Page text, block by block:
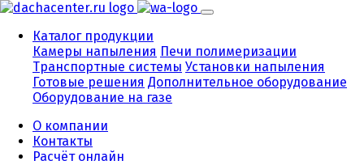
Каталог продукции
Камеры напыления Печи полимеризации
Транспортные системы Установки напыления
Готовые решения Дополнительное оборудование
Оборудование на газе
О компании
Контакты
Расчёт онлайн